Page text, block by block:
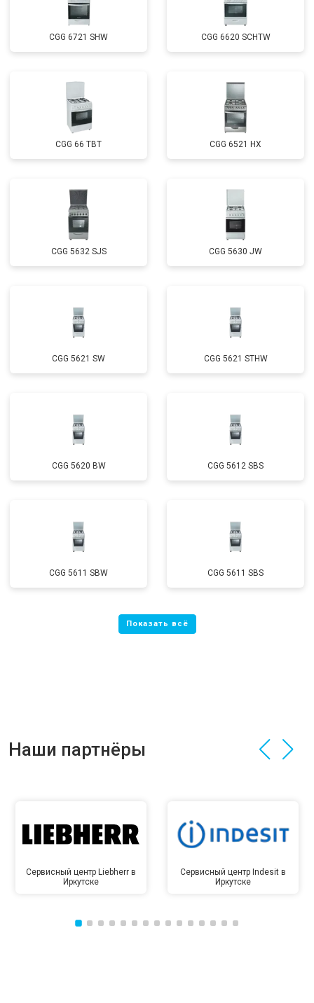
CGG 6721 SHW CGG 6620 SCHTW
CGG 66 TBT CGG 6521 HX
CGG 5632 SJS CGG 5630 JW
CGG 5621 SW CGG 5621 STHW
CGG 5620 BW CGG 5612 SBS
CGG 5611 SBW CGG 5611 SBS
Наши партнёры
Сервисный центр Liebherr в
Иркутске
Сервисный центр Indesit в
Иркутске